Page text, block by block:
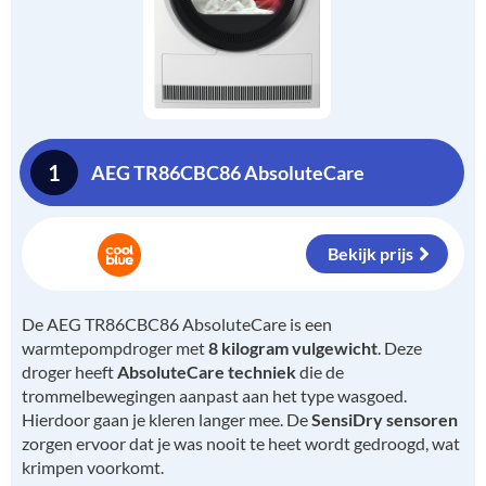
1 AEG TR86CBC86 AbsoluteCare
Bekijk prijs
De AEG TR86CBC86 AbsoluteCare is een
warmtepompdroger met8 kilogram vulgewicht. Deze
droger heeftAbsoluteCare techniekdie de
trommelbewegingen aanpast aan het type wasgoed.
Hierdoor gaan je kleren langer mee. DeSensiDry sensoren
zorgen ervoor dat je was nooit te heet wordt gedroogd, wat
krimpen voorkomt.